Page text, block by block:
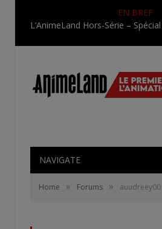
EN BREF
NAVIGATE
Home » Forums » auudreey00